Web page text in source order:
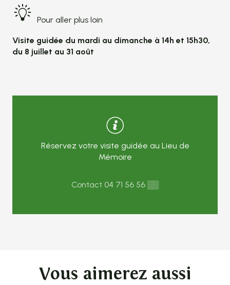
Pour aller plus loin
Visite guidée du mardi au dimanche à 14h et 15h30,
du 8 juillet au 31 août
Réservez votre visite guidée au Lieu de
Mémoire
Contact 04 71 56 56 ▒▒
Vous aimerez aussi